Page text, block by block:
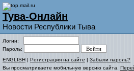
Тува-Онлайн
Новости Республики Тыва
Логин:
Пароль:
ENGLISH | Регистрация на сайте | Забыли пароль?
Вы просматриваете мобильную версию сайта.